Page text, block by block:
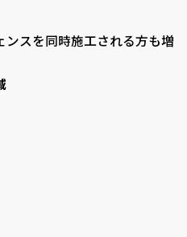
ンスを同時施工される方も増